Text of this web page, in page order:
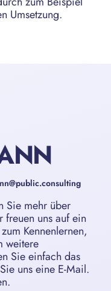
Umsetzung.
Sie mehr über
freuen uns auf ein
Kennenlernen,
weitere
Sie einfach das
uns eine E-Mail.